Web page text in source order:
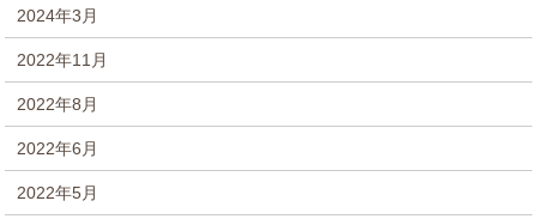
2024年3月
2022年11月
2022年8月
2022年6月
2022年5月